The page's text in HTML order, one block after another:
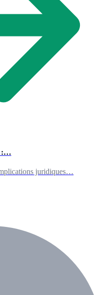
:…
juridiques…